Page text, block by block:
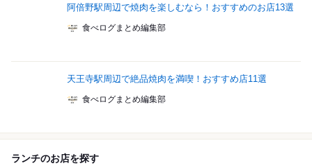
阿倍野駅周辺で焼肉を楽しむなら！おすすめのお店13選
食べログまとめ編集部
天王寺駅周辺で絶品焼肉を満喫！おすすめ店11選
食べログまとめ編集部
ランチのお店を探す